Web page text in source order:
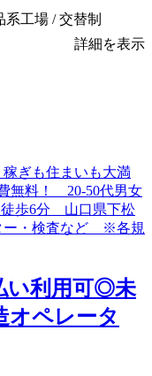
工場 / 交替制
詳細を表示
い利用可◎未
オペレータ